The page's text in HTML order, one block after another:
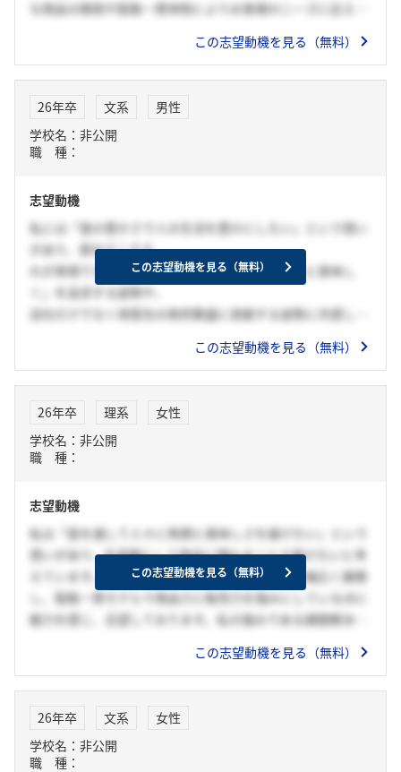
な商品の開発や製販一貫体制によりお客様のニーズに応え、
生時代に培った主体性と粘り強さを活かし、お客様のニーズ
この志望動機を見る（無料）
26年卒 文系
男性
学校名：非公開
職 種：
志望動機
私には「食の豊かさで人の生活を豊かにしたい」という想い
があり、貴社でこそそ
れが実現できると考えました。特に貴社が「もっと美味し
く」を追求する姿勢や、
自社だけでなく得意先の商売繁盛に貢献する姿勢に共感しま
販売力や商品力があることから、貴社は「もっと美味しく」
場所だと感じました。
以上の理由で貴社を志望します。
この志望動機を見る（無料）
この志望動機を見る（無料）
26年卒 理系
女性
学校名：非公開
職 種：
志望動機
私は「食を通して人々に笑顔と美味しさを届けたい」という
想いがあり、生産職として商品に関わることで届けたいと考
えています。貴社は食生活を豊かにする調味料を幅広く展開
し、製販一貫モデルで商品力と販売力を強みにしている点に
魅力を感じ、志望しております。私の強みである課題解決力
滑に進めたり、作業内容を見直して生産効率をあげたりする
この志望動機を見る（無料）
この志望動機を見る（無料）
26年卒 文系
女性
学校名：非公開
職 種：